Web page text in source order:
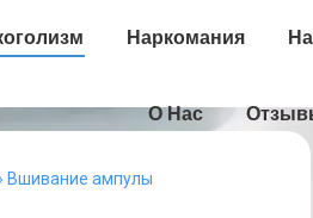
Наркомания
О Нас
Вшивание ампулы